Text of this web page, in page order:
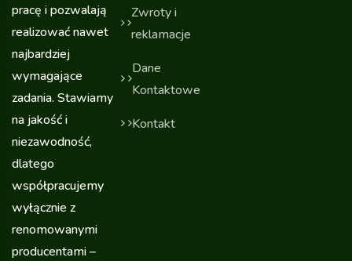
pracę i pozwalają
realizować nawet
najbardziej
wymagające
zadania. Stawiamy
na jakość i
niezawodność,
dlatego
współpracujemy
wyłącznie z
renomowanymi
producentami –
Zwroty i
reklamacje
Dane
Kontaktowe
Kontakt